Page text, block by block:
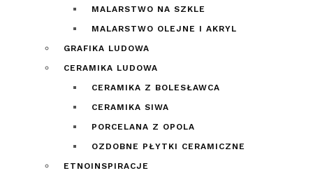
MALARSTWO NA SZKLE
MALARSTWO OLEJNE I AKRYL
GRAFIKA LUDOWA
CERAMIKA LUDOWA
CERAMIKA Z BOLESŁAWCA
CERAMIKA SIWA
PORCELANA Z OPOLA
OZDOBNE PŁYTKI CERAMICZNE
ETNOINSPIRACJE